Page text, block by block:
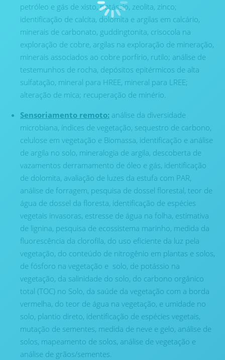
petróleo e gás de xisto, potássio, zeolita, zinco;
identificação de calcita, dolomita e argilas em calcário,
minerais de carbonato, guddingtonita, crisocola na
exploração de cobre, argilas na exploração de mineração,
minerais associados ao cobre porfírio, rutilo; análise de
testemunhos de rocha, depósitos epitérmicos de alta
sulfatação, mineral para HREE, mineral para LREE;
alteração de mica; recuperação de minério.
Sensoriamento remoto: análise da diversidade
microbiana, índices de vegetação, sequestro de carbono,
celulose em vegetação e Biomassa, identificação e análise
de argila no solo, mineralogia de argila, descoberta de
vazamentos derramamento de óleo e gás, identificação
de dolomita, avaliação de luzes da estufa com PAR,
análise de forragem, pesquisa de dossel florestal, teor de
água de dossel da floresta, identificação de espécies
vegetais invasoras, estresse de água na folha, estimativa
de lignina, pesquisa de ecossistema marinho, medida da
fluorescência da clorofila, do uso eficiente da luz pela
vegetação, do conteúdo de nitrogênio em plantas e solos,
de fósforo na vegetação e solo, de potássio na
vegetação, da salinidade do solo, do carbono orgânico
total (TOC) no Solo, da saúde da vegetação com a borda
vermelha, do teor de água na vegetação, e umidade no
solo, plantio direto, identificação de espécies vegetais,
mutação de sementes, medida de neve e gelo, análise de
solos, mapeamento de solos, análise de vegetação e
análise de grãos/sementes.